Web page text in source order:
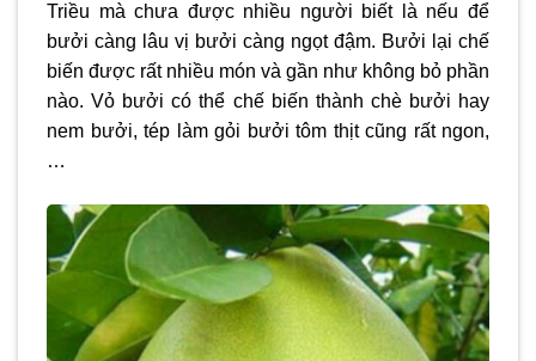
Triều mà chưa được nhiều người biết là nếu để
bưởi càng lâu vị bưởi càng ngọt đậm. Bưởi lại chế
biến được rất nhiều món và gần như không bỏ phần
nào. Vỏ bưởi có thể chế biến thành chè bưởi hay
nem bưởi, tép làm gỏi bưởi tôm thịt cũng rất ngon,
…